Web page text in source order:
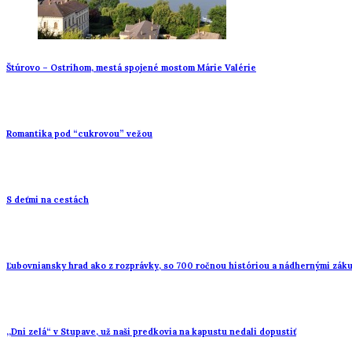
Štúrovo – Ostrihom, mestá spojené mostom Márie Valérie
Romantika pod “cukrovou” vežou
S deťmi na cestách
Ľubovniansky hrad ako z rozprávky, so 700 ročnou históriou a nádhernými
,,Dni zelá“ v Stupave, už naši predkovia na kapustu nedali dopustiť